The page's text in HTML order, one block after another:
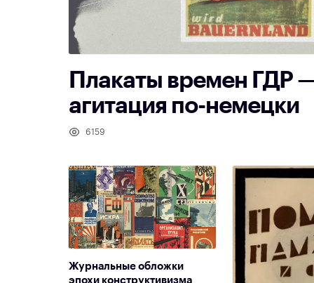
Плакаты времен ГДР
агитация по-немецки
6159
Журнальные обложки
эпохи конструктивизма